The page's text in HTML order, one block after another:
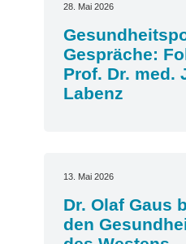
28. Mai 2026
Gespräche:
Prof. Dr. med.
Labenz
13. Mai 2026
Dr. Olaf Gaus
den